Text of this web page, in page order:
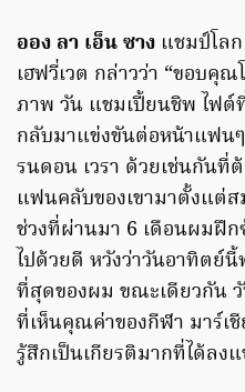
ออง ลา เอ็น ซาง แชมป์โล
เฮฟวี่เวต กล่าวว่า “ขอบคุณ
ภาพ วัน แชมเปี้ยนชิพ ไฟต์
กลับมาแข่งขันต่อหน้าแฟ
รนดอน เวรา ด้วยเช่นกัน
แฟนคลับของเขามาตั้งแต่
ช่วงที่ผ่านมา 6 เดือนผมฝึ
ไปด้วยดี หวังว่าวันอาทิตย์
ที่สุดของผม ขณะเดียวกัน
ที่เห็นคุณค่าของกีฬา มาร์เ
รู้สึกเป็นเกียรติมากที่ได้ลงแ